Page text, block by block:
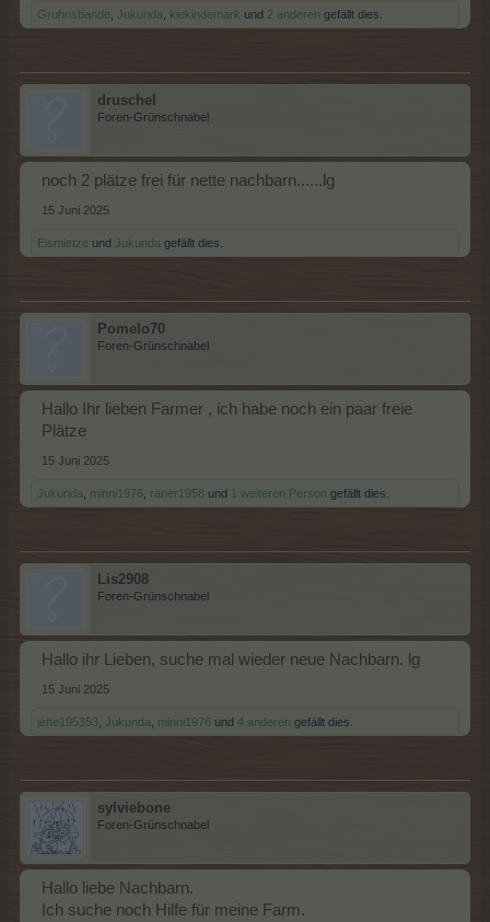
Gruhnsbande Jukunda kiekindemark und 2 anderen gefällt dies.
druschel
Foren-Grünschnabel
noch 2 plätze frei für nette nachbarn......lg
15 Juni 2025
Eismietze und Jukunda gefällt dies.
Pomelo70
Foren-Grünschnabel
Hallo Ihr lieben Farmer , ich habe noch ein paar freie
Plätze
15 Juni 2025
Jukunda minni1976 raner1958 und 1 weiteren Person gefällt dies.
Lis2908
Foren-Grünschnabel
Hallo ihr Lieben, suche mal wieder neue Nachbarn. lg
15 Juni 2025
jette195353 Jukunda minni1976 und 4 anderen gefällt dies.
sylviebone
Foren-Grünschnabel
Hallo liebe Nachbarn.
Ich suche noch Hilfe für meine Farm.